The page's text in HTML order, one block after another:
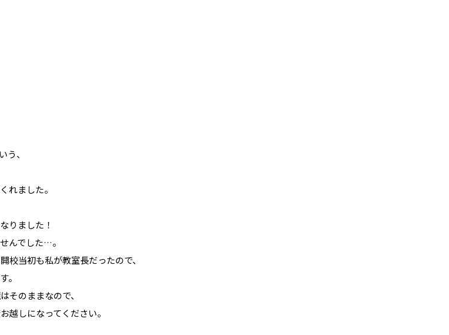
、
れました。
りました！
んでした…。
校当初も私が教室長だったので、
。
そのままなので、
越しになってください。